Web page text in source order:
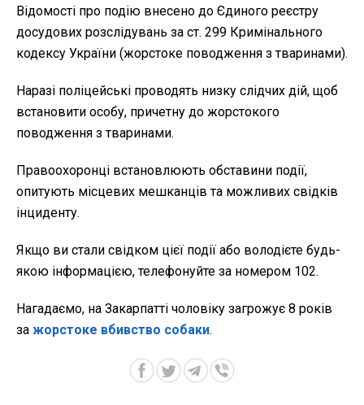
Відомості про подію внесено до Єдиного реєстру
досудових розслідувань за ст. 299 Кримінального
кодексу України (жорстоке поводження з тваринами).
Наразі поліцейські проводять низку слідчих дій, щоб
встановити особу, причетну до жорстокого
поводження з тваринами.
Правоохоронці встановлюють обставини події,
опитують місцевих мешканців та можливих свідків
інциденту.
Якщо ви стали свідком цієї події або володієте будь-
якою інформацією, телефонуйте за номером 102.
Нагадаємо, на Закарпатті чоловіку загрожує 8 років
за жорстоке вбивство собаки.